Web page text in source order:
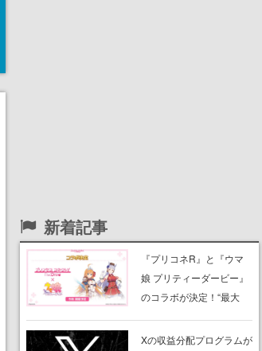
新着記事
『プリコネR』と『ウマ
娘 プリティーダービー』
のコラボが決定！“最大
ンペーンなども発表
Xの収益分配プログラムが